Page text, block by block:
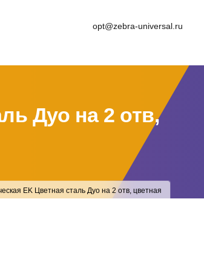
opt@zebra-universal.ru
Дуо на 2 отв,
EK Цветная сталь Дуо на 2 отв, цветная